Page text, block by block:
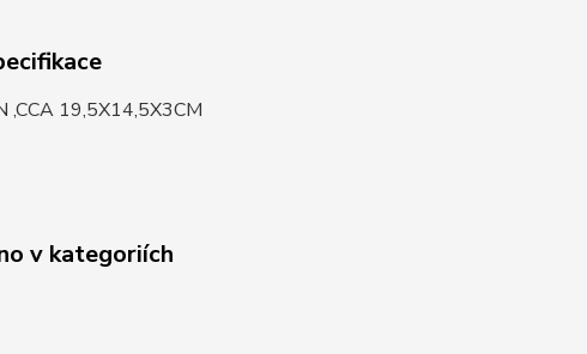
,CCA 19,5X14,5X3CM
v kategoriích